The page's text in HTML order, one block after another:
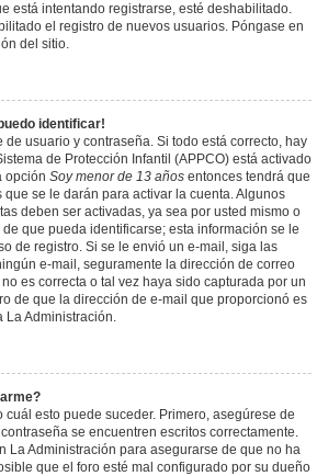
está intentando registrarse, esté deshabilitado.
el registro de nuevos usuarios. Póngase en
del sitio.
identificar!
de usuario y contraseña. Si todo está correcto, hay
de Protección Infantil (APPCO) está activado
opción Soy menor de 13 años entonces tendrá que
se le darán para activar la cuenta. Algunos
deben ser activadas, ya sea por usted mismo o
que pueda identificarse; esta información se le
de registro. Si se le envió un e-mail, siga las
e-mail, seguramente la dirección de correo
es correcta o tal vez haya sido capturada por un
de que la dirección de e-mail que proporcionó es
La Administración.
cuál esto puede suceder. Primero, asegúrese de
se encuentren escritos correctamente.
La Administración para asegurarse de que no ha
que el foro esté mal configurado por su dueño